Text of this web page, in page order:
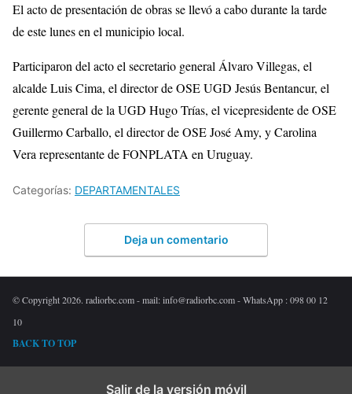
El acto de presentación de obras se llevó a cabo durante la tarde
de este lunes en el municipio local.
Participaron del acto el secretario general Álvaro Villegas, el
alcalde Luis Cima, el director de OSE UGD Jesús Bentancur, el
gerente general de la UGD Hugo Trías, el vicepresidente de OSE
Guillermo Carballo, el director de OSE José Amy, y Carolina
Vera representante de FONPLATA en Uruguay.
Categorías: DEPARTAMENTALES
Deja un comentario
© Copyright 2026. radiorbc.com - mail: info@radiorbc.com - WhatsApp : 098 00 12
10
BACK TO TOP
Salir de la versión móvil